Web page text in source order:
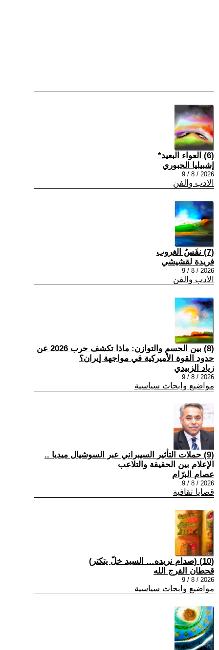
(6) العواء البعيد*
إشبيليا الجبوري
2026 / 8 / 9
الادب والفن
(7) نفَسُ الغروب
فريدة لقشيشي
2026 / 8 / 9
الادب والفن
(8) بين الحسم والتوازن: ماذا تكشف حرب 2026 عن
حدود القوة الأميركية في مواجهة إيران؟
زياد الزبيدي
2026 / 8 / 9
مواضيع وابحاث سياسية
(9) حملات التأثير السيبراني عبر السوشيال ميديا ..
الإعلام بين الحقيقة والتلاعب
عصام البرّام
2026 / 8 / 9
قضايا ثقافية
(10) (صدام نريده… السيد خلّ يتكتر)
قحطان الفرج الله
2026 / 8 / 9
مواضيع وابحاث سياسية